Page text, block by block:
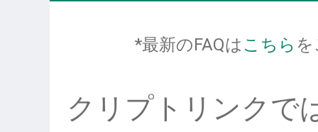
*最新のFAQはこちら
クリプトリンクで